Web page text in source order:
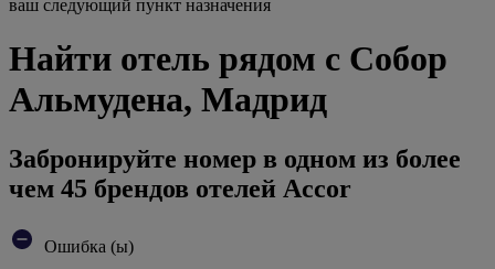
ваш следующий пункт назначения
Найти отель рядом с Собор
Альмудена, Мадрид
Забронируйте номер в одном из более
чем 45 брендов отелей Accor
Ошибка (ы)